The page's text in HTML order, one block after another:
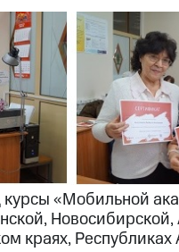
«Мобильной
краях, Республиках